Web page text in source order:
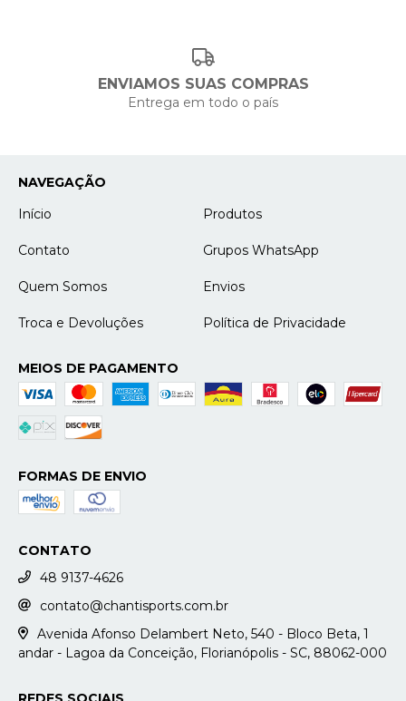
ENVIAMOS SUAS COMPRAS
Entrega em todo o país
NAVEGAÇÃO
Início
Produtos
Contato Grupos WhatsApp
Quem Somos Envios
Troca e Devoluções Política de Privacidade
MEIOS DE PAGAMENTO
FORMAS DE ENVIO
CONTATO
48 9137-4626
contato@chantisports.com.br
Avenida Afonso Delambert Neto, 540 - Bloco Beta, 1
andar - Lagoa da Conceição, Florianópolis - SC, 88062-000